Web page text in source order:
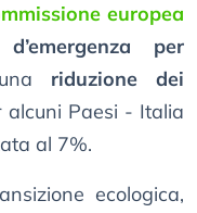
europea
per
riduzione dei
Paesi - Italia
al 7%.
ecologica,